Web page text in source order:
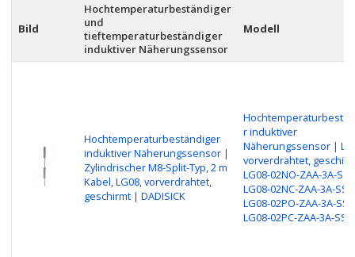
Bild
Hochtemperaturbeständiger
und
tieftemperaturbeständiger
induktiver Näherungssensor
Modell
Hochtemperaturbeständiger
induktiver Näherungssensor |
Zylindrischer M8-Split-Typ, 2 m
Kabel, LG08, vorverdrahtet,
geschirmt | DADISICK
r induktiver
Näherungssensor |
vorverdrahtet,
LG08-02NO-ZAA-3A-
LG08-02NC-ZAA-3A-
LG08-02PO-ZAA-3A-
LG08-02PC-ZAA-3A-